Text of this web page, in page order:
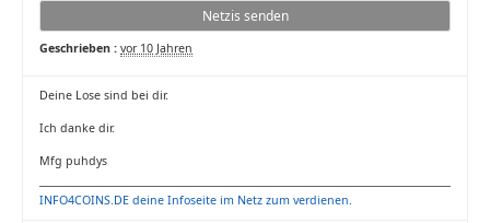
Netzis senden
Geschrieben : vor 10 Jahren
Deine Lose sind bei dir.
Ich danke dir.
Mfg puhdys
INFO4COINS.DE deine Infoseite im Netz zum verdienen.